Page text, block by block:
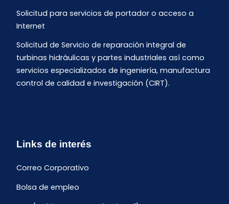
Solicitud para servicios de portador o acceso a
Internet
Solicitud de Servicio de reparación integral de
turbinas hidráulicas y partes industriales así como
servicios especializados de ingeniería, manufactura
control de calidad e investigación (CIRT).
Links de interés
Correo Corporativo
Bolsa de empleo